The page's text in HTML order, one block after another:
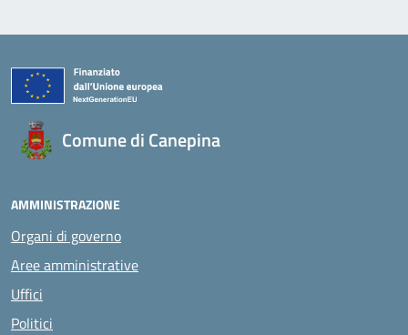
Comune di Canepina
AMMINISTRAZIONE
Organi di governo
Aree amministrative
Uffici
Politici